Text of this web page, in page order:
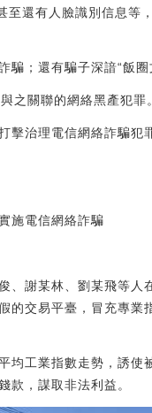
至還有人臉識別信息
；還有騙子深諳“飯
之關聯的網絡黑產犯罪
治理電信網絡詐騙犯
施電信網絡詐騙
謝某林、劉某飛等人
的交易平臺，冒充專
均工業指數走勢，誘
款，謀取非法利益。